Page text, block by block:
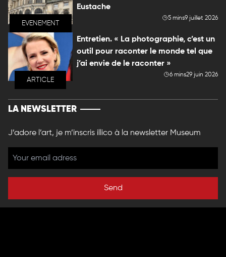
EVENEMENT
Eustache
5 mins9 juillet 2026
ARTICLE
Entretien. « La photographie, c’est un
outil pour raconter le monde tel que
j’ai envie de le raconter »
6 mins29 juin 2026
LA NEWSLETTER
J’adore l’art, je m’inscris illico à la newsletter Museum
Send